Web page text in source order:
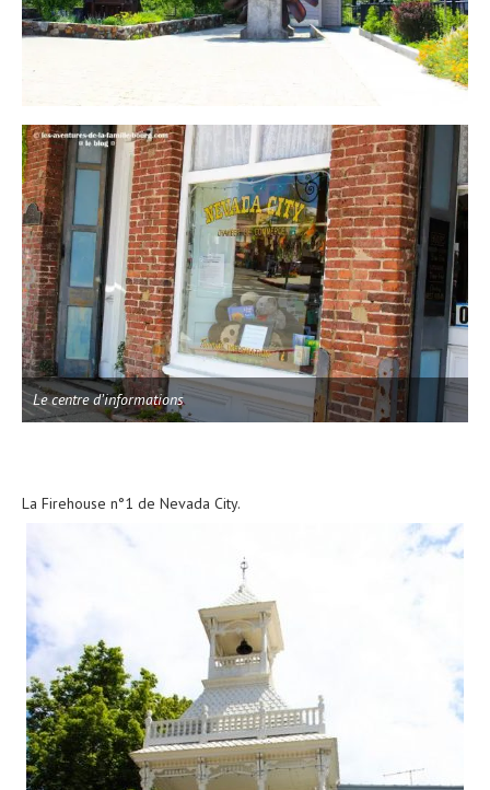
Le centre d’informations
La Firehouse n°1 de Nevada City.